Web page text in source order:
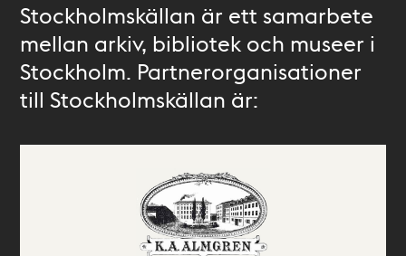
Stockholmskällan är ett samarbete
mellan arkiv, bibliotek och museer i
Stockholm. Partnerorganisationer
till Stockholmskällan är: